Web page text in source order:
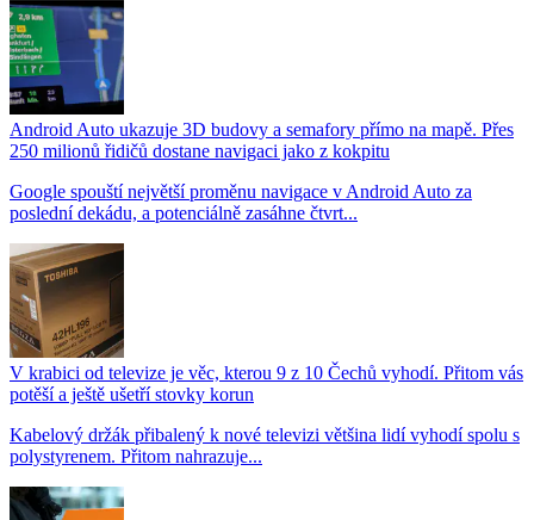
Android Auto ukazuje 3D budovy a semafory přímo na mapě. Přes
250 milionů řidičů dostane navigaci jako z kokpitu
Google spouští největší proměnu navigace v Android Auto za
poslední dekádu, a potenciálně zasáhne čtvrt...
V krabici od televize je věc, kterou 9 z 10 Čechů vyhodí. Přitom vás
potěší a ještě ušetří stovky korun
Kabelový držák přibalený k nové televizi většina lidí vyhodí spolu s
polystyrenem. Přitom nahrazuje...